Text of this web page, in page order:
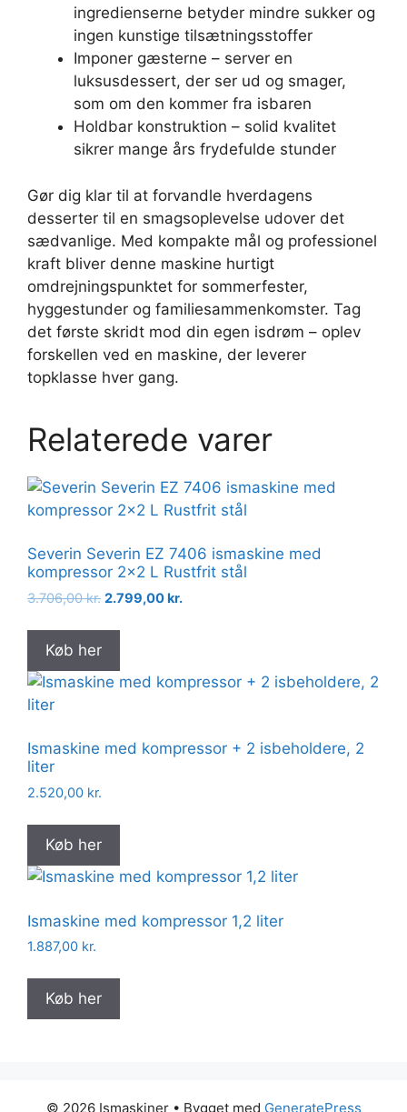
ingredienserne betyder mindre sukker og
ingen kunstige tilsætningsstoffer
Imponer gæsterne – server en
luksusdessert, der ser ud og smager,
som om den kommer fra isbaren
Holdbar konstruktion – solid kvalitet
sikrer mange års frydefulde stunder
Gør dig klar til at forvandle hverdagens
desserter til en smagsoplevelse udover det
sædvanlige. Med kompakte mål og professionel
kraft bliver denne maskine hurtigt
omdrejningspunktet for sommerfester,
hyggestunder og familiesammenkomster. Tag
det første skridt mod din egen isdrøm – oplev
forskellen ved en maskine, der leverer
topklasse hver gang.
Relaterede varer
Severin Severin EZ 7406 ismaskine med
kompressor 2×2 L Rustfrit stål
3.706,00kr. Original
was:
2.799,00kr.
Køb her
Ismaskine med kompressor + 2 isbeholdere, 2
liter
2.520,00 kr.
Køb her
Ismaskine med kompressor 1,2 liter
1.887,00 kr.
Køb her
© 2026 Ismaskiner• Bygget med GeneratePress